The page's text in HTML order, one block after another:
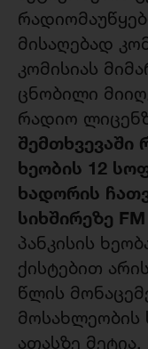
მისაღებად
კომისიას
ცნობილი
რადიო
შემთხვევაში
ხეობის 12
ხადორის
სიხშირეზე FM
პანკისის
ქისტებით
წლის
მოსახლეობის
ათასზე